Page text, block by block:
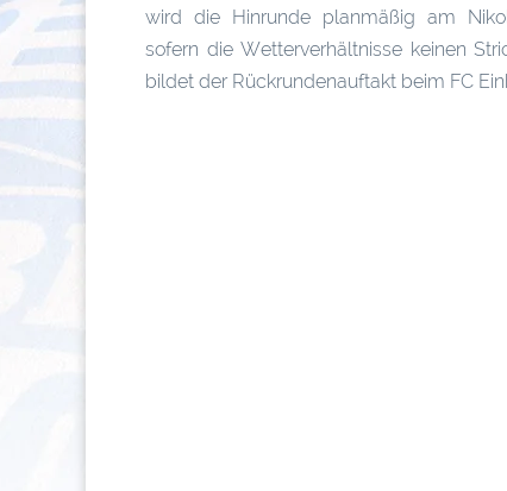
wird die Hinrunde planmäßig am
sofern die Wetterverhältnisse keinen
bildet der Rückrundenauftakt beim FC